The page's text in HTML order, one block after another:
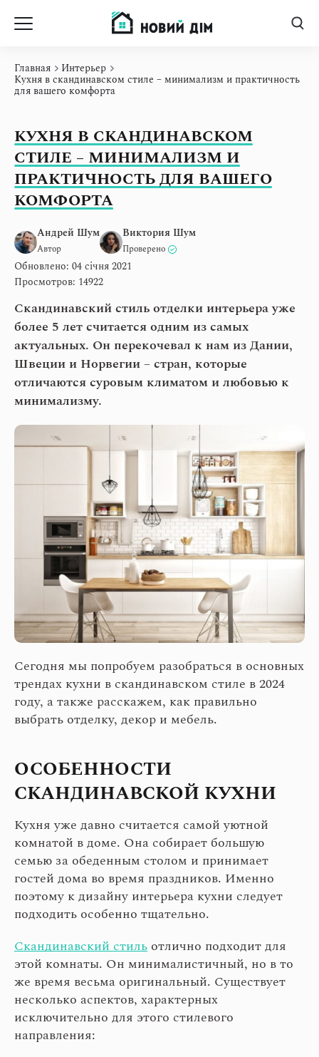
Главная Интерьер
Кухня в скандинавском стиле – минимализм и практичность
для вашего комфорта
КУХНЯ В СКАНДИНАВСКОМ
СТИЛЕ – МИНИМАЛИЗМ И
ПРАКТИЧНОСТЬ ДЛЯ ВАШЕГО
КОМФОРТА
Андрей Шум
Автор
Виктория Шум
Проверено
Обновлено: 04 січня 2021
Просмотров: 14922
Скандинавский стиль отделки интерьера уже
более 5 лет считается одним из самых
актуальных. Он перекочевал к нам из Дании,
Швеции и Норвегии – стран, которые
отличаются суровым климатом и любовью к
минимализму.
Сегодня мы попробуем разобраться в основных
трендах кухни в скандинавском стиле в 2024
году, а также расскажем, как правильно
выбрать отделку, декор и мебель.
ОСОБЕННОСТИ
СКАНДИНАВСКОЙ КУХНИ
Кухня уже давно считается самой уютной
комнатой в доме. Она собирает большую
семью за обеденным столом и принимает
гостей дома во время праздников. Именно
поэтому к дизайну интерьера кухни следует
подходить особенно тщательно.
Скандинавский стиль отлично подходит для
этой комнаты. Он минималистичный, но в то
же время весьма оригинальный. Существует
несколько аспектов, характерных
исключительно для этого стилевого
направления: